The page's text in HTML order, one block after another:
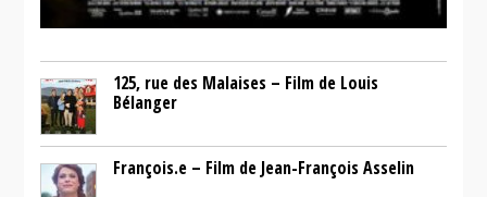
125, rue des Malaises – Film de Louis
Bélanger
François.e – Film de Jean-François Asselin